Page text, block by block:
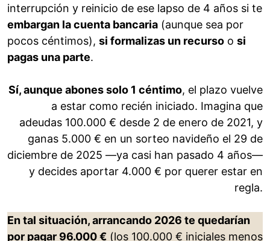
interrupción y reinicio de ese lapso de 4 años si te
embargan la cuenta bancaria (aunque sea por
pocos céntimos), si formalizas un recurso o si
pagas una parte.
Sí, aunque abones solo 1 céntimo, el plazo vuelve
a estar como recién iniciado. Imagina que
adeudas 100.000 € desde 2 de enero de 2021, y
ganas 5.000 € en un sorteo navideño el 29 de
diciembre de 2025 —ya casi han pasado 4 años—
y decides aportar 4.000 € por querer estar en
regla.
En tal situación, arrancando 2026 te quedarían
por pagar 96.000 € (los 100.000 € iniciales menos